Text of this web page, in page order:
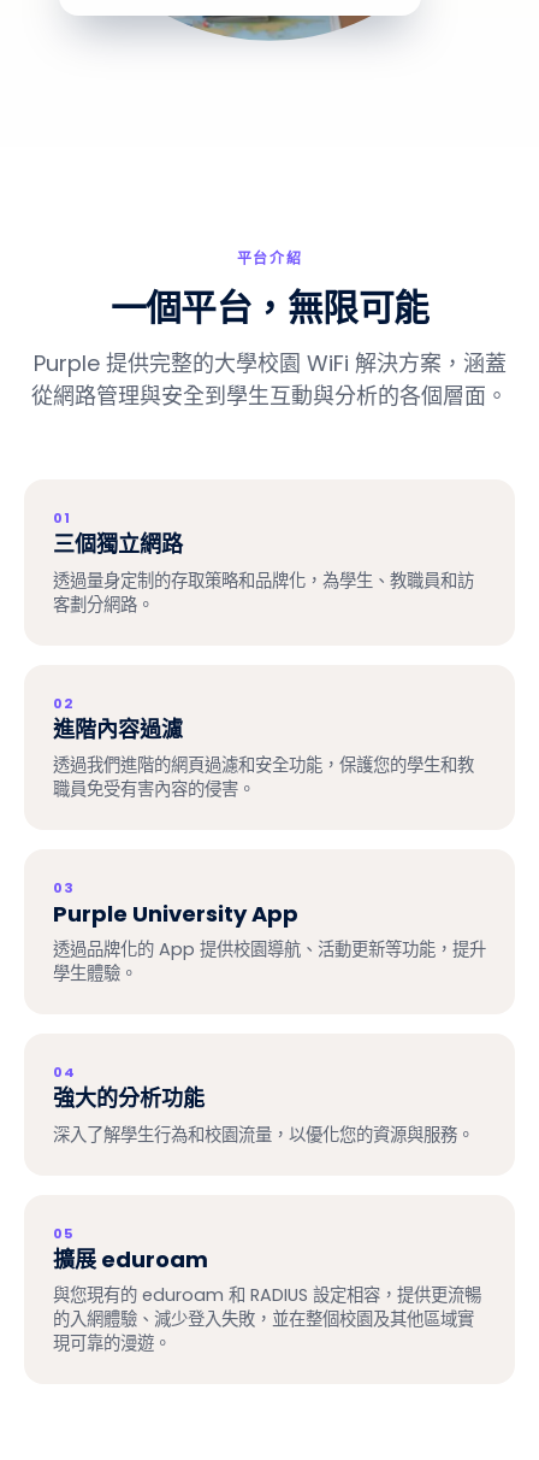
平台介紹
一個平台，無限可能
Purple 提供完整的大學校園 WiFi 解決方案，涵蓋
從網路管理與安全到學生互動與分析的各個層面。
01
三個獨立網路
透過量身定制的存取策略和品牌化，為學生、教職員和訪
客劃分網路。
02
進階內容過濾
透過我們進階的網頁過濾和安全功能，保護您的學生和教
職員免受有害內容的侵害。
03
Purple University App
透過品牌化的 App 提供校園導航、活動更新等功能，提升
學生體驗。
04
強大的分析功能
深入了解學生行為和校園流量，以優化您的資源與服務。
05
擴展 eduroam
與您現有的 eduroam 和 RADIUS 設定相容，提供更流暢
的入網體驗、減少登入失敗，並在整個校園及其他區域實
現可靠的漫遊。